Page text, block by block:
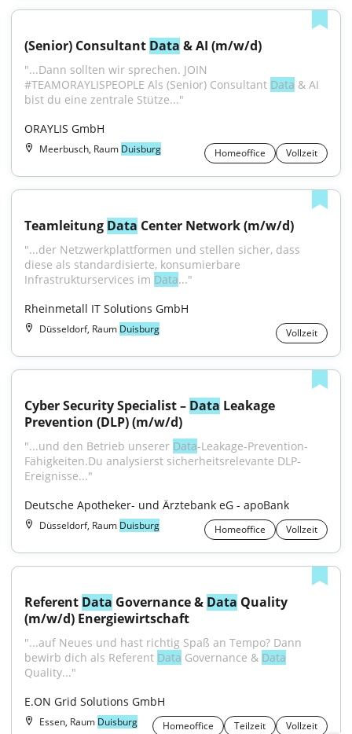
(Senior) Consultant Data & AI (m/w/d)
"...Dann sollten wir sprechen. JOIN
#TEAMORAYLISPEOPLE Als (Senior) Consultant Data & AI
bist du eine zentrale Stütze..."
ORAYLIS GmbH
Meerbusch, Raum Duisburg Homeoffice Vollzeit
Teamleitung Data Center Network (m/w/d)
"...der Netzwerkplattformen und stellen sicher, dass
diese als standardisierte, konsumierbare
Infrastrukturservices im Data..."
Rheinmetall IT Solutions GmbH
Düsseldorf, Raum Duisburg Vollzeit
Cyber Security Specialist – Data Leakage
Prevention (DLP) (m/w/d)
"...und den Betrieb unserer Data-Leakage-Prevention-
Fähigkeiten.Du analysierst sicherheitsrelevante DLP-
Ereignisse..."
Deutsche Apotheker- und Ärztebank eG - apoBank
Düsseldorf, Raum Duisburg Homeoffice Vollzeit
Referent Data Governance & Data Quality
(m/w/d) Energiewirtschaft
"...auf Neues und hast richtig Spaß an Tempo? Dann
bewirb dich als Referent Data Governance & Data
Quality..."
E.ON Grid Solutions GmbH
Essen, Raum Duisburg Homeoffice Teilzeit Vollzeit